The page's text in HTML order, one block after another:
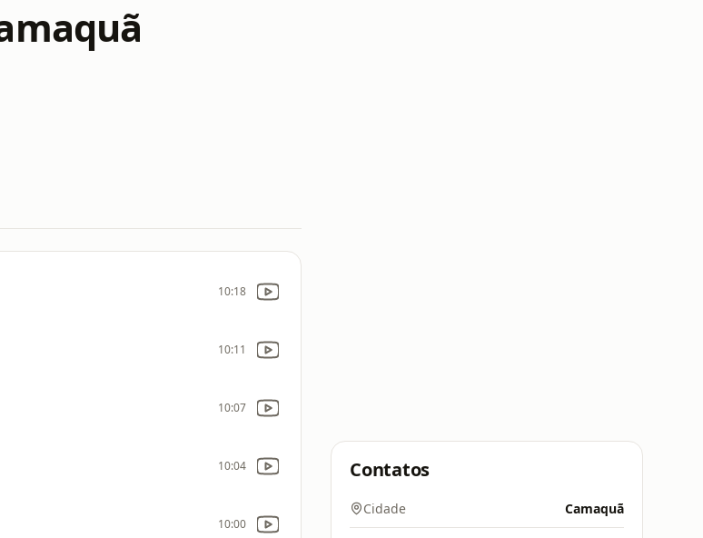
10:18
10:11
10:07
10:04
10:00
Contatos
Cidade Camaquã